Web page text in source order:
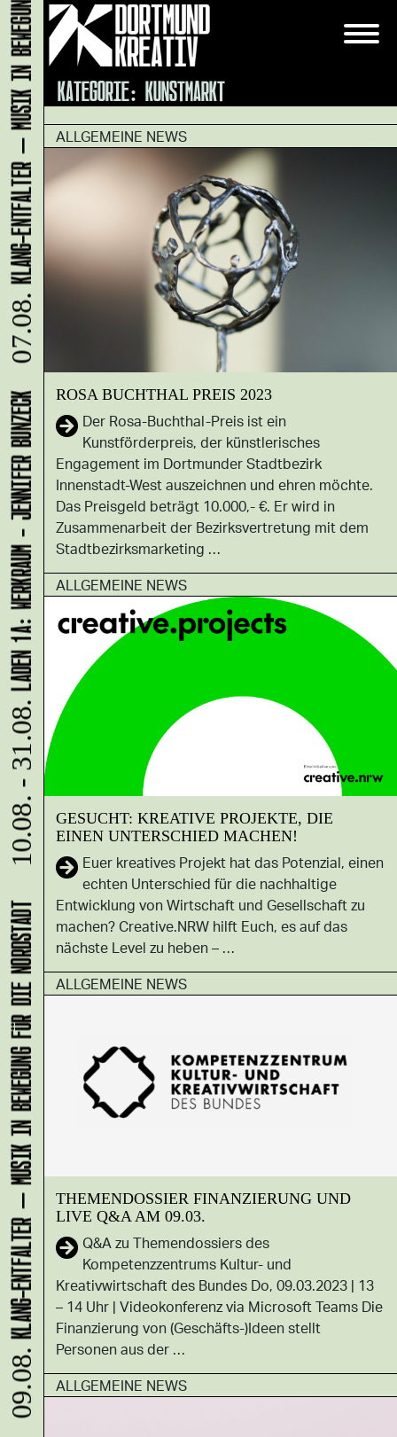
KATEGORIE: KUNSTMARKT
ALLGEMEINE NEWS
ROSA BUCHTHAL PREIS 2023
Der Rosa-Buchthal-Preis ist ein
Kunstförderpreis, der künstlerisches
Engagement im Dortmunder Stadtbezirk
Innenstadt-West auszeichnen und ehren möchte.
Das Preisgeld beträgt 10.000,- €. Er wird in
Zusammenarbeit der Bezirksvertretung mit dem
Stadtbezirksmarketing …
ALLGEMEINE NEWS
GESUCHT: KREATIVE PROJEKTE, DIE
EINEN UNTERSCHIED MACHEN!
Euer kreatives Projekt hat das Potenzial, einen
echten Unterschied für die nachhaltige
Entwicklung von Wirtschaft und Gesellschaft zu
machen? Creative.NRW hilft Euch, es auf das
nächste Level zu heben – …
ALLGEMEINE NEWS
THEMENDOSSIER FINANZIERUNG UND
LIVE Q&A AM 09.03.
Q&A zu Themendossiers des
Kompetenzzentrums Kultur- und
Kreativwirtschaft des Bundes Do, 09.03.2023 | 13
– 14 Uhr | Videokonferenz via Microsoft Teams Die
Finanzierung von (Geschäfts-)Ideen stellt
Personen aus der …
ALLGEMEINE NEWS
09.08.
KLANG-ENTFALTER – MUSIK IN BEWEGUNG FÜR DIE NORDSTADT
10.08. - 31.08.
LADEN 1A: WERKRAUM - JENNIFER BUNZECK
07.08.